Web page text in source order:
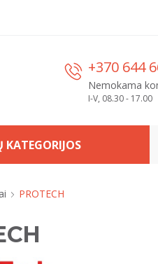
+370 644
Nemokama
I-V, 08.30 - 17.00
KATEGORIJOS
PROTECH